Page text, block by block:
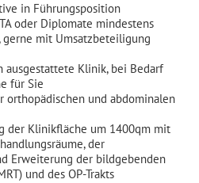
in Führungsposition
oder Diplomate mindestens
gerne mit Umsatzbeteiligung
ausgestattete Klinik, bei Bedarf
für Sie
orthopädischen und abdominalen
der Klinikfläche um 1400qm mit
der
Erweiterung der bildgebenden
und des OP-Trakts